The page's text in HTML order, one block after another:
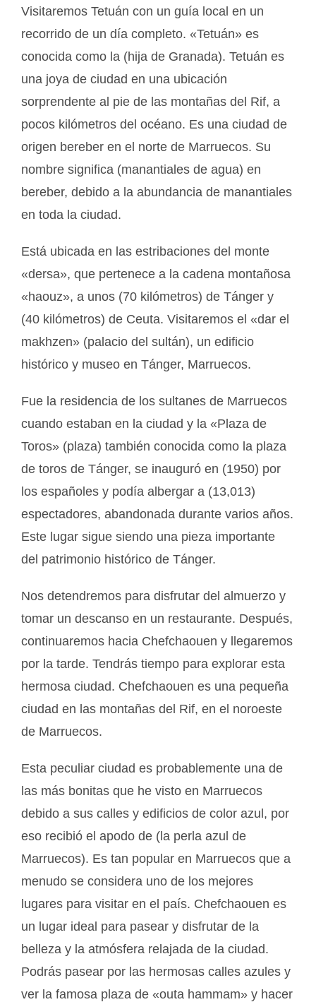
Visitaremos Tetuán con un guía local en un
recorrido de un día completo. «Tetuán» es
conocida como la (hija de Granada). Tetuán es
una joya de ciudad en una ubicación
sorprendente al pie de las montañas del Rif, a
pocos kilómetros del océano. Es una ciudad de
origen bereber en el norte de Marruecos. Su
nombre significa (manantiales de agua) en
bereber, debido a la abundancia de manantiales
en toda la ciudad.
Está ubicada en las estribaciones del monte
«dersa», que pertenece a la cadena montañosa
«haouz», a unos (70 kilómetros) de Tánger y
(40 kilómetros) de Ceuta. Visitaremos el «dar el
makhzen» (palacio del sultán), un edificio
histórico y museo en Tánger, Marruecos.
Fue la residencia de los sultanes de Marruecos
cuando estaban en la ciudad y la «Plaza de
Toros» (plaza) también conocida como la plaza
de toros de Tánger, se inauguró en (1950) por
los españoles y podía albergar a (13,013)
espectadores, abandonada durante varios años.
Este lugar sigue siendo una pieza importante
del patrimonio histórico de Tánger.
Nos detendremos para disfrutar del almuerzo y
tomar un descanso en un restaurante. Después,
continuaremos hacia Chefchaouen y llegaremos
por la tarde. Tendrás tiempo para explorar esta
hermosa ciudad. Chefchaouen es una pequeña
ciudad en las montañas del Rif, en el noroeste
de Marruecos.
Esta peculiar ciudad es probablemente una de
las más bonitas que he visto en Marruecos
debido a sus calles y edificios de color azul, por
eso recibió el apodo de (la perla azul de
Marruecos). Es tan popular en Marruecos que a
menudo se considera uno de los mejores
lugares para visitar en el país. Chefchaouen es
un lugar ideal para pasear y disfrutar de la
belleza y la atmósfera relajada de la ciudad.
Podrás pasear por las hermosas calles azules y
ver la famosa plaza de «outa hammam» y hacer